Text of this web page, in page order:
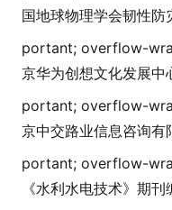
国地球物理学会韧性防
portant; overflow-
京华为创想文化发展中
portant; overflow-
京中交路业信息咨询有
portant; overflow-
《水利水电技术》期刊